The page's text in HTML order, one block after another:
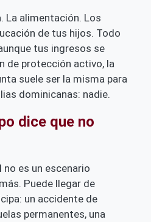
La alimentación. Los
de tus hijos. Todo
tus ingresos se
de protección activo, la
suele ser la misma para
dominicanas: nadie.
dice que no
no es un escenario
Puede llegar de
un accidente de
permanentes, una